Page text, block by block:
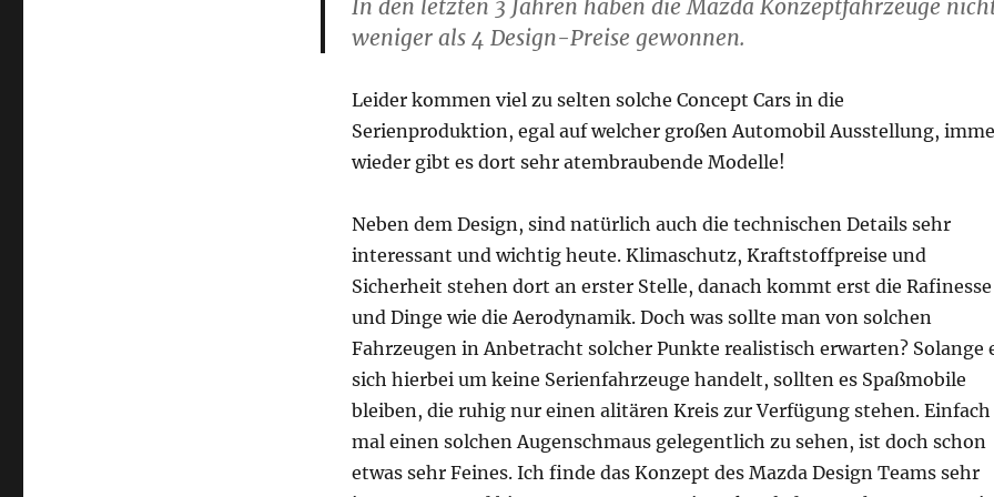
In den letzten 3 Jahren haben die Mazda Konzeptfahrzeuge
weniger als 4 Design-Preise gewonnen.
Leider kommen viel zu selten solche Concept Cars in die
Serienproduktion, egal auf welcher großen Automobil Ausstellung,
wieder gibt es dort sehr atembraubende Modelle!
Neben dem Design, sind natürlich auch die technischen Details sehr
interessant und wichtig heute. Klimaschutz, Kraftstoffpreise und
Sicherheit stehen dort an erster Stelle, danach kommt erst die Rafinesse
und Dinge wie die Aerodynamik. Doch was sollte man von solchen
Fahrzeugen in Anbetracht solcher Punkte realistisch erwarten? Solange
sich hierbei um keine Serienfahrzeuge handelt, sollten es Spaßmobile
bleiben, die ruhig nur einen alitären Kreis zur Verfügung stehen. Einfach
mal einen solchen Augenschmaus gelegentlich zu sehen, ist doch schon
etwas sehr Feines. Ich finde das Konzept des Mazda Design Teams sehr